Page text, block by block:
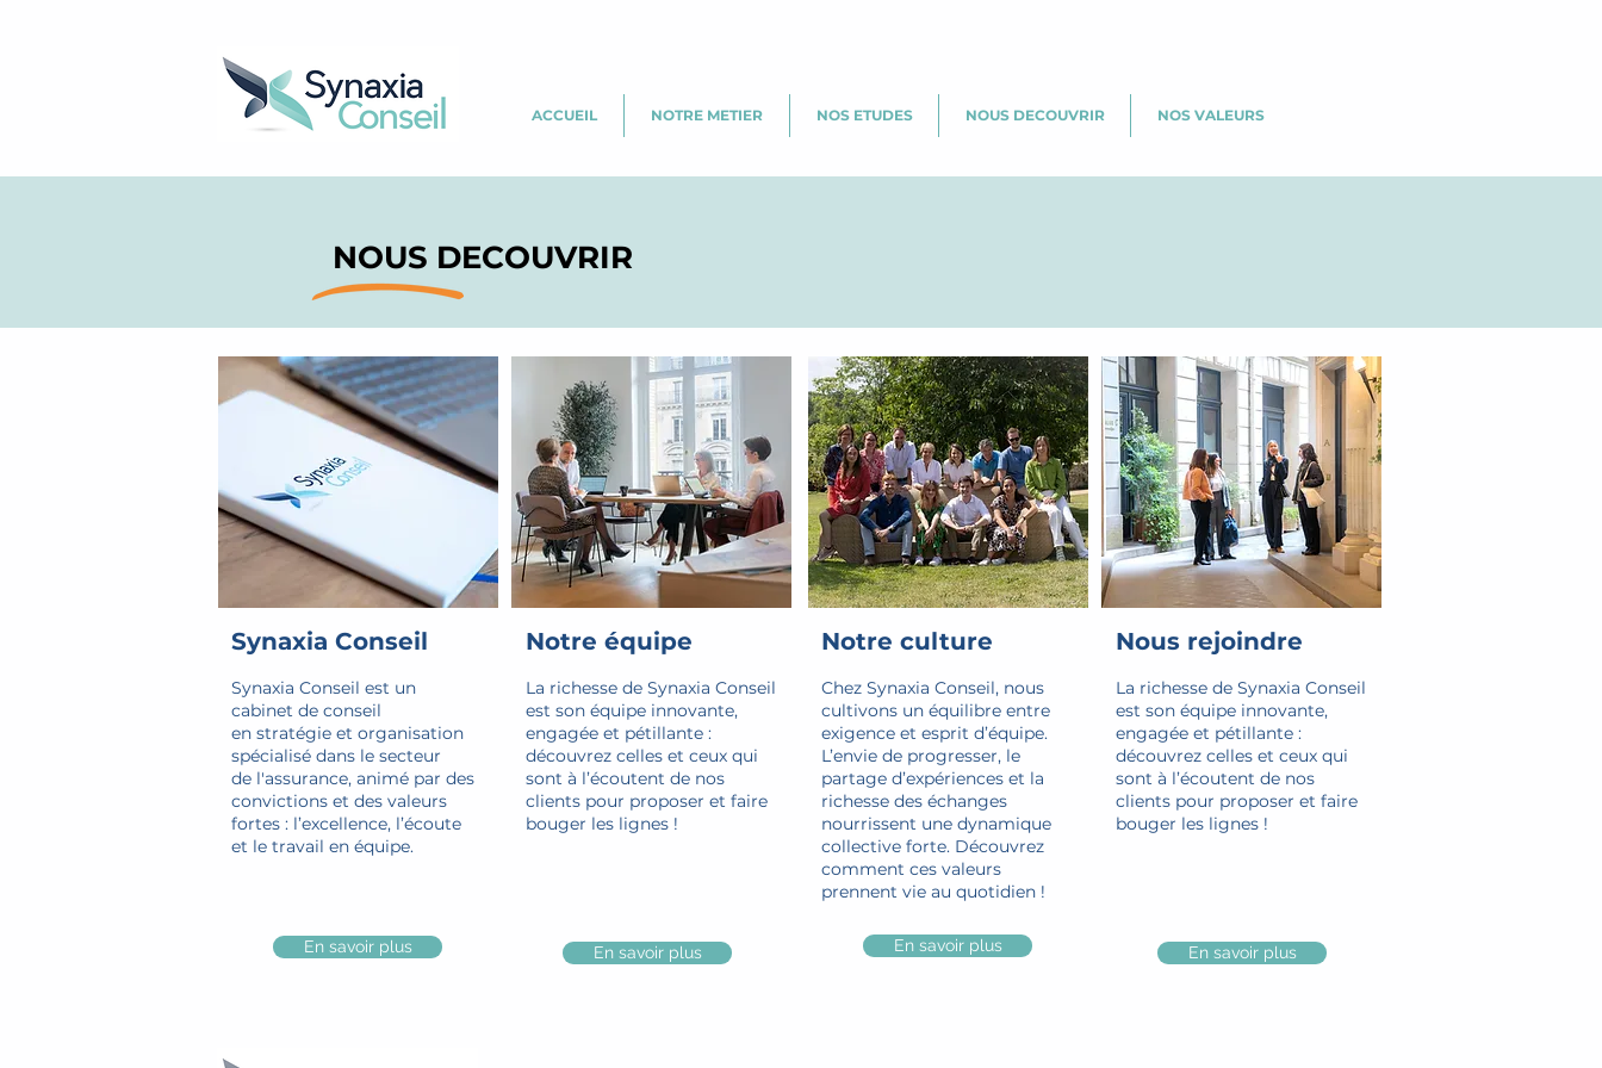
ACCUEIL NOTRE METIER NOS ETUDES NOUS DECOUVRIR NOS VALEURS
NOUS DECOUVRIR
Synaxia Conseil
Synaxia Conseil est un
cabinet de conseil
en stratégie et organisation
spécialisé dans le secteur
de l'assurance, animé par des
convictions et des valeurs
fortes : l’excellence, l’écoute
et le travail en équipe.
En savoir plus
Notre équipe
La richesse de Synaxia Conseil
est son équipe innovante,
engagée et pétillante :
découvrez celles et ceux qui
sont à l’écoutent de nos
clients pour proposer et faire
bouger les lignes !
En savoir plus
Notre culture
Chez Synaxia Conseil, nous
cultivons un équilibre entre
exigence et esprit d’équipe.
L’envie de progresser, le
partage d’expériences et la
richesse des échanges
nourrissent une dynamique
collective forte. Découvrez
comment ces valeurs
prennent vie au quotidien !
En savoir plus
Nous rejoindre
La richesse de Synaxia Conseil
est son équipe innovante,
engagée et pétillante :
découvrez celles et ceux qui
sont à l’écoutent de nos
clients pour proposer et faire
bouger les lignes !
En savoir plus